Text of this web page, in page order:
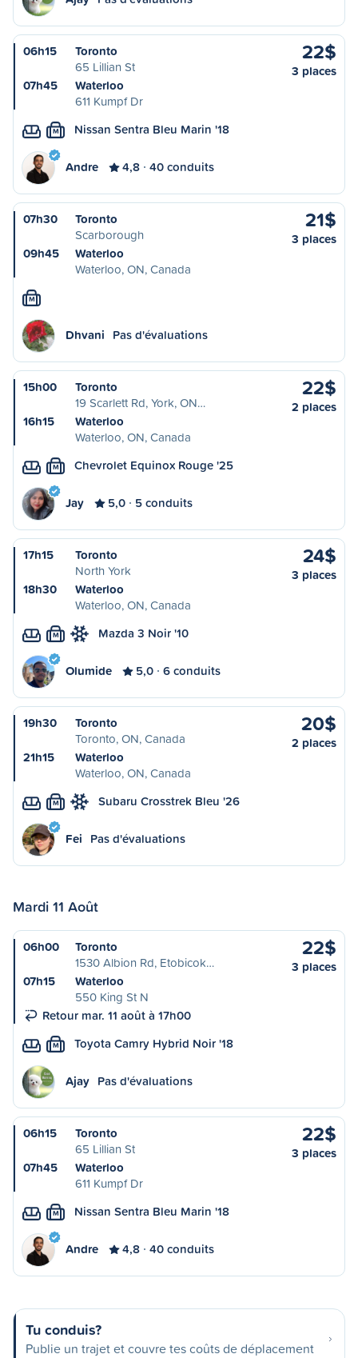
06h15
Toronto
65 Lillian St
07h45
Waterloo
611 Kumpf Dr
22$
3 places
M Nissan Sentra Bleu Marin '18
Andre 4,8 40 conduits
07h30
Toronto
Scarborough
09h45
Waterloo
Waterloo, ON, Canada
21$
3 places
M
Dhvani Pas d'évaluations
15h00
Toronto
19 Scarlett Rd, York, ON…
16h15
Waterloo
Waterloo, ON, Canada
22$
2 places
M Chevrolet Equinox Rouge '25
Jay 5,0 5 conduits
17h15
Toronto
North York
18h30
Waterloo
Waterloo, ON, Canada
24$
3 places
M Mazda 3 Noir '10
Olumide 5,0 6 conduits
19h30
Toronto
Toronto, ON, Canada
21h15
Waterloo
Waterloo, ON, Canada
20$
2 places
M Subaru Crosstrek Bleu '26
Fei Pas d'évaluations
Mardi 11 Août
06h00
Toronto
1530 Albion Rd, Etobicok…
07h15
Waterloo
550 King St N
Retour mar. 11 août à 17h00
22$
3 places
M Toyota Camry Hybrid Noir '18
Ajay Pas d'évaluations
06h15
Toronto
65 Lillian St
07h45
Waterloo
611 Kumpf Dr
22$
3 places
M Nissan Sentra Bleu Marin '18
Andre 4,8 40 conduits
Tu conduis?
Publie un trajet et couvre tes coûts de déplacement